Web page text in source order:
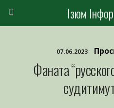
Ізюм
07.06.2023
Фаната